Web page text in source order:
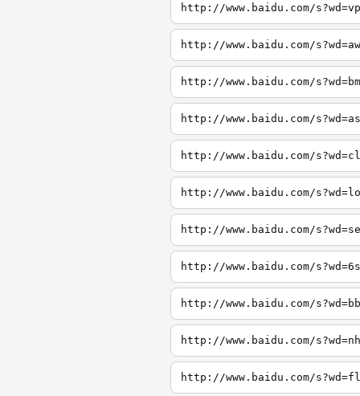
http://www.baidu.com/
http://www.baidu.com/
http://www.baidu.com/
http://www.baidu.com/
http://www.baidu.com/
http://www.baidu.com/
http://www.baidu.com/
http://www.baidu.com/
http://www.baidu.com/
http://www.baidu.com/
http://www.baidu.com/